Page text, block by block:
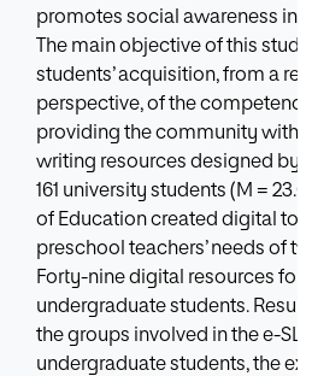
promotes social awareness in
The main objective of this
students’ acquisition, from a
perspective, of the
providing the community with
writing resources designed by
161 university students (M =
of Education created digital
preschool teachers’ needs of
Forty-nine digital resources for
undergraduate students.
the groups involved in the e-SL
undergraduate students, the